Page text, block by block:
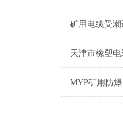
矿用电缆受
MYP矿用防